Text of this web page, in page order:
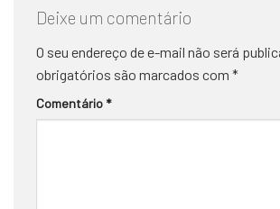
Deixe um comentário
O seu endereço de e-mail não será
obrigatórios são marcados com *
Comentário *